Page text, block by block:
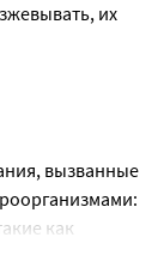
их
до 2 таблеток
от 5 до
и
вызванные
как